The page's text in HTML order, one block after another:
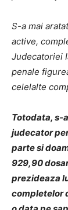
S-a mai
active,
Judecatoriei
penale
celelalte
Totodata, s-
judecator
parte si
929,90
prezideaza
completelor